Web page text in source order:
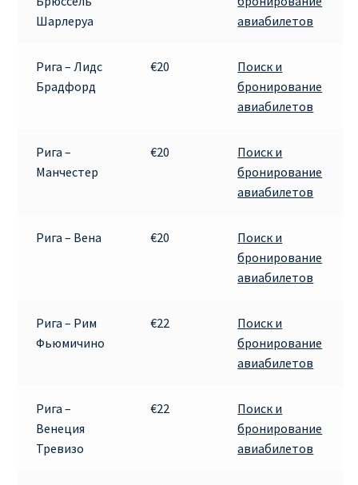
Шарлеруа
авиабилетов
Рига – Лидс
Брадфорд
€20
Поиск и
бронирование
авиабилетов
Рига –
Манчестер
€20
Поиск и
бронирование
авиабилетов
Рига – Вена €20
Поиск и
бронирование
авиабилетов
Рига – Рим
Фьюмичино
€22
Поиск и
бронирование
авиабилетов
Рига –
Венеция
Тревизо
€22
Поиск и
бронирование
авиабилетов